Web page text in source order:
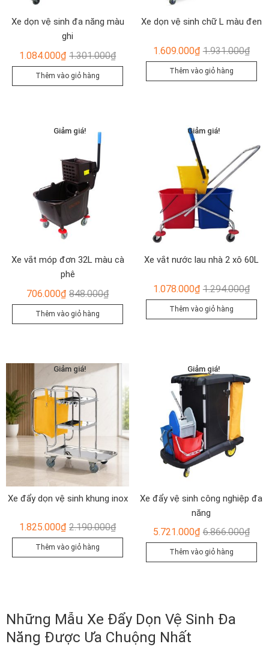
Xe dọn vệ sinh đa năng màu
ghi
1.301.000₫Giá
gốc
là:
1.084.000₫
Giá
hiện
tại
Thêm vào giỏ hàng
Xe dọn vệ sinh chữ L màu đen
1.931.000₫Giá
gốc
là:
1.609.000₫
Giá
hiện
tại
Thêm vào giỏ hàng
Giảm giá!
Xe vắt móp đơn 32L màu cà
phê
848.000₫Giá
gốc
là:
706.000₫
Giá
hiện
tại
Thêm vào giỏ hàng
Giảm giá!
Xe vắt nước lau nhà 2 xô 60L
1.294.000₫Giá
gốc
là:
1.078.000₫
Giá
hiện
tại
Thêm vào giỏ hàng
Giảm giá!
Xe đẩy dọn vệ sinh khung inox
2.190.000₫Giá
gốc
là:
1.825.000₫
Giá
hiện
tại
Thêm vào giỏ hàng
Giảm giá!
Xe đẩy vệ sinh công nghiệp đa
năng
6.866.000₫Giá
gốc
là:
5.721.000₫
Giá
hiện
tại
Thêm vào giỏ hàng
Những Mẫu Xe Đẩy Dọn Vệ Sinh Đa
Năng Được Ưa Chuộng Nhất